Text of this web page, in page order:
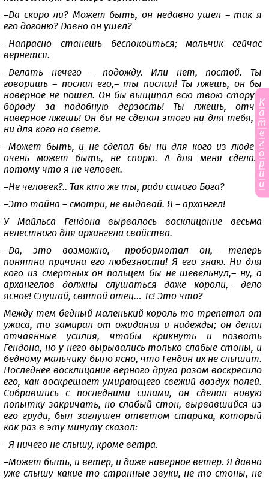
–Да скоро ли? Может быть, он недавно ушел – так я
его догоню? Давно он ушел?
–Напрасно станешь беспокоиться; мальчик сейчас
вернется.
–Делать нечего – подожду. Или нет, постой. Ты
говоришь – послал его,– ты послал! Ты лжешь, он бы
наверное не пошел. Он бы выщипал всю твою старую
бороду за подобную дерзость! Ты лжешь, отче,
наверное лжешь! Он бы не сделал этого ни для тебя, и
ни для кого на свете.
–Может быть, и не сделал бы ни для кого из людей,
очень может быть, не спорю. А для меня сделал,
потому что я не человек.
–Не человек?.. Так кто же ты, ради самого Бога?
–Это тайна – смотри, не выдавай. Я – архангел!
У Майльса Гендона вырвалось восклицание весьма
нелестного для архангела свойства.
–Да, это возможно,– пробормотал он,– теперь
понятна причина его любезности! Я его знаю. Ни для
кого из смертных он пальцем бы не шевельнул,– ну, а
архангелов должны слушаться даже короли,– дело
ясное! Слушай, святой отец… Тс! Это что?
Между тем бедный маленький король то трепетал от
ужаса, то замирал от ожидания и надежды; он делал
отчаянные усилия, чтобы крикнуть и позвать
Гендона, но у него вырывались только слабые стоны, и
бедному мальчику было ясно, что Гендон их не слышит.
Последнее восклицание верного друга разом воскресило
его, как воскрешает умирающего свежий воздух полей.
Собравшись с последними силами, он сделал новую
попытку закричать, но слабый стон, вырвавшийся из
его груди, был заглушен ответом старика, который
как раз в эту минуту сказал:
–Я ничего не слышу, кроме ветра.
–Может быть, и ветер, и даже наверное ветер. Я давно
уже слышу какие-то странные звуки, не то стоны, не
К
а
т
е
г
о
р
и
и